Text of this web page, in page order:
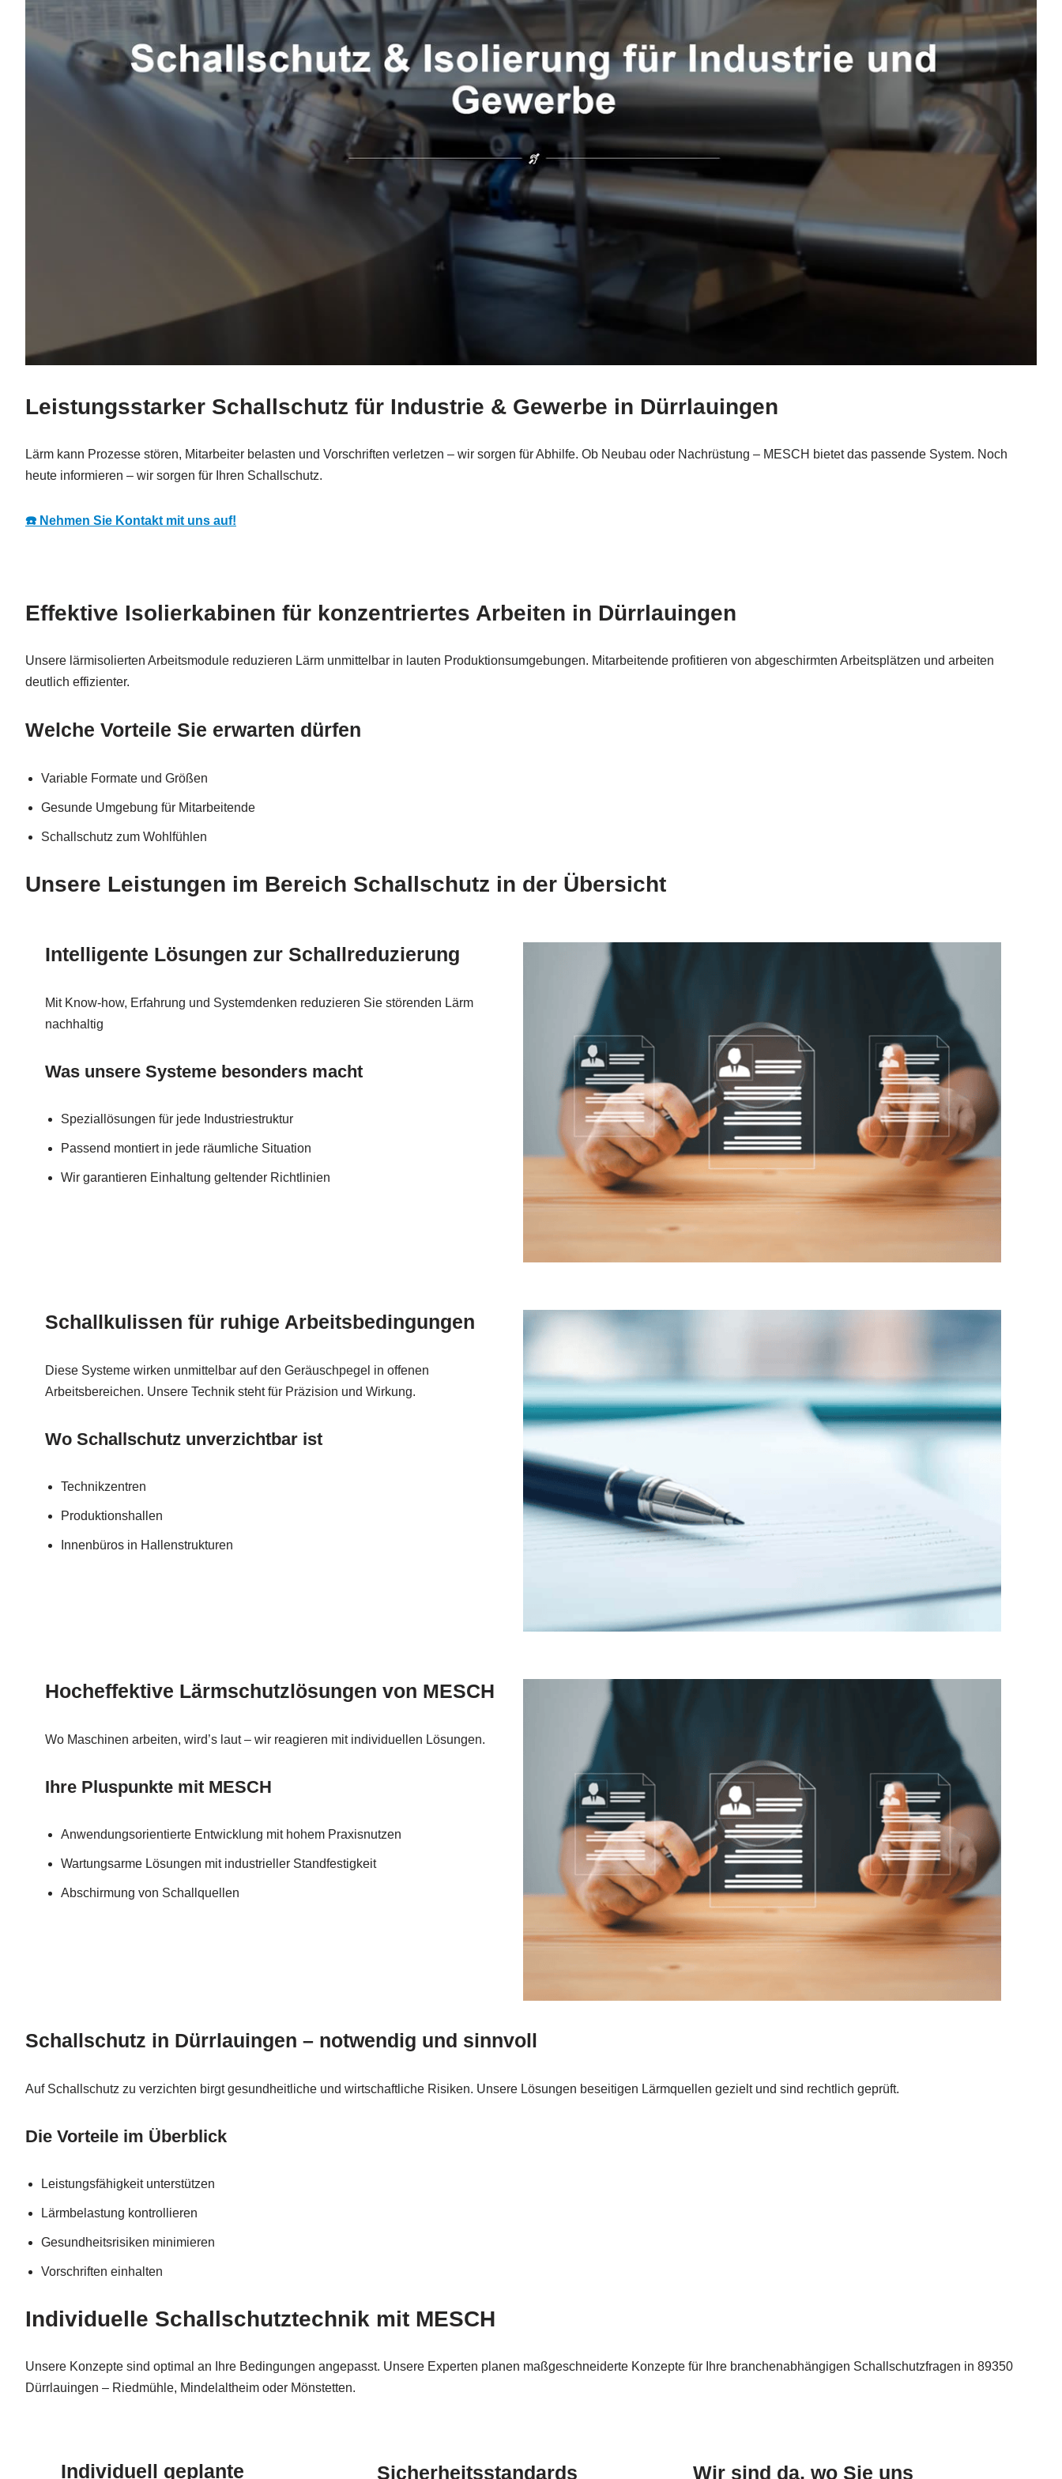
Leistungsstarker Schallschutz für Industrie & Gewerbe in Dürrlauingen
Lärm kann Prozesse stören, Mitarbeiter belasten und Vorschriften verletzen – wir sorgen für Abhilfe. Ob Neubau oder Nachrüstung – MESCH bietet das passende System. Noch
heute informieren – wir sorgen für Ihren Schallschutz.
☎️ Nehmen Sie Kontakt mit uns auf!
Effektive Isolierkabinen für konzentriertes Arbeiten in Dürrlauingen
Unsere lärmisolierten Arbeitsmodule reduzieren Lärm unmittelbar in lauten Produktionsumgebungen. Mitarbeitende profitieren von abgeschirmten Arbeitsplätzen und arbeiten
deutlich effizienter.
Welche Vorteile Sie erwarten dürfen
Variable Formate und Größen
Gesunde Umgebung für Mitarbeitende
Schallschutz zum Wohlfühlen
Unsere Leistungen im Bereich Schallschutz in der Übersicht
Intelligente Lösungen zur Schallreduzierung
Mit Know-how, Erfahrung und Systemdenken reduzieren Sie störenden Lärm
nachhaltig
Was unsere Systeme besonders macht
Speziallösungen für jede Industriestruktur
Passend montiert in jede räumliche Situation
Wir garantieren Einhaltung geltender Richtlinien
Schallkulissen für ruhige Arbeitsbedingungen
Diese Systeme wirken unmittelbar auf den Geräuschpegel in offenen
Arbeitsbereichen. Unsere Technik steht für Präzision und Wirkung.
Wo Schallschutz unverzichtbar ist
Technikzentren
Produktionshallen
Innenbüros in Hallenstrukturen
Hocheffektive Lärmschutzlösungen von MESCH
Wo Maschinen arbeiten, wird’s laut – wir reagieren mit individuellen Lösungen.
Ihre Pluspunkte mit MESCH
Anwendungsorientierte Entwicklung mit hohem Praxisnutzen
Wartungsarme Lösungen mit industrieller Standfestigkeit
Abschirmung von Schallquellen
Schallschutz in Dürrlauingen – notwendig und sinnvoll
Auf Schallschutz zu verzichten birgt gesundheitliche und wirtschaftliche Risiken. Unsere Lösungen beseitigen Lärmquellen gezielt und sind rechtlich geprüft.
Die Vorteile im Überblick
Leistungsfähigkeit unterstützen
Lärmbelastung kontrollieren
Gesundheitsrisiken minimieren
Vorschriften einhalten
Individuelle Schallschutztechnik mit MESCH
Unsere Konzepte sind optimal an Ihre Bedingungen angepasst. Unsere Experten planen maßgeschneiderte Konzepte für Ihre branchenabhängigen Schallschutzfragen in 89350
Dürrlauingen – Riedmühle, Mindelaltheim oder Mönstetten.
Individuell geplante Sicherheitsstandards Wir sind da, wo Sie uns